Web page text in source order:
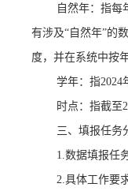
自然年：指每
有涉及“自然年”的
度，并在系统中按
学年：指2024
时点：指截至
三、填报任务
1.数据填报任
2.具体工作要